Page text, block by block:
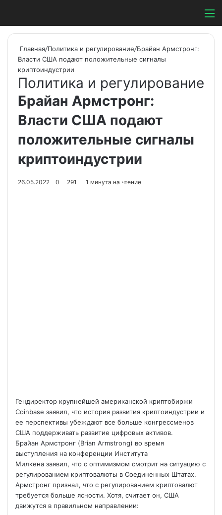
Switch skin
Главная/Политика и регулирование/Брайан Армстронг:
Власти США подают положительные сигналы
криптоиндустрии
Политика и регулирование
Брайан Армстронг:
Власти США подают
положительные сигналы
криптоиндустрии
26.05.2022 0 291 1 минута на чтение
Гендиректор крупнейшей американской криптобиржи
Coinbase заявил, что история развития криптоиндустрии и
ее перспективы убеждают все больше конгрессменов
США поддерживать развитие цифровых активов.
Брайан Армстронг (Brian Armstrong) во время
выступления на конференции Института
Милкена заявил, что с оптимизмом смотрит на ситуацию с
регулированием криптовалюты в Соединенных Штатах.
Армстронг признал, что с регулированием криптовалют
требуется больше ясности. Хотя, считает он, США
движутся в правильном направлении: